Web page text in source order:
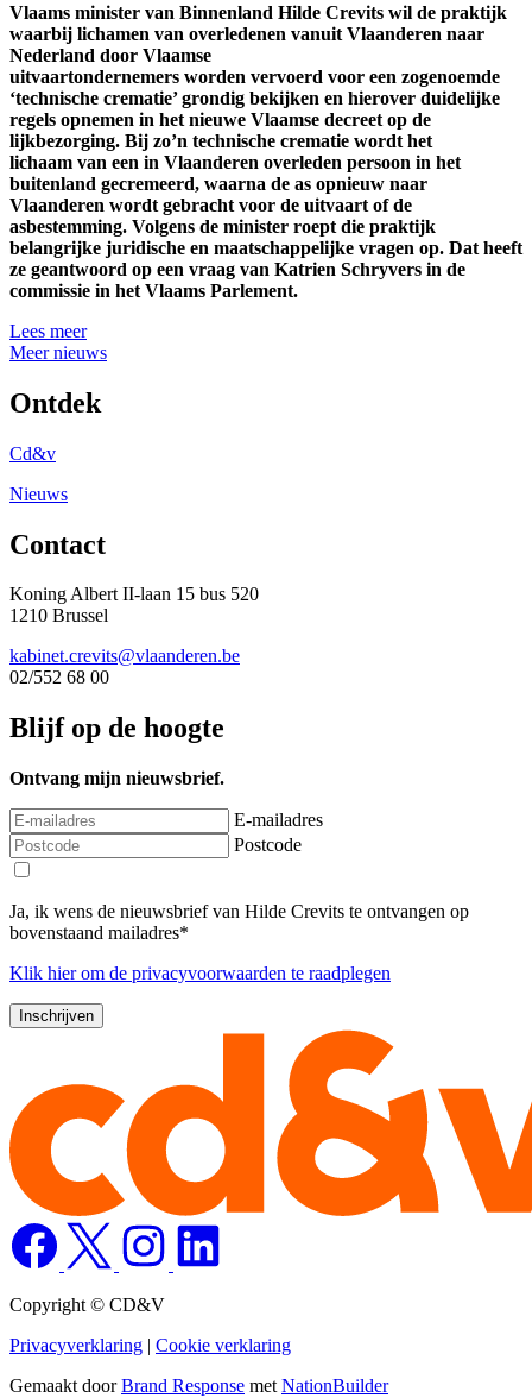
Vlaams minister van Binnenland Hilde Crevits wil de praktijk
waarbij lichamen van overledenen vanuit Vlaanderen naar
Nederland door Vlaamse
uitvaartondernemers worden vervoerd voor een zogenoemde
‘technische crematie’ grondig bekijken en hierover duidelijke
regels opnemen in het nieuwe Vlaamse decreet op de
lijkbezorging. Bij zo’n technische crematie wordt het
lichaam van een in Vlaanderen overleden persoon in het
buitenland gecremeerd, waarna de as opnieuw naar
Vlaanderen wordt gebracht voor de uitvaart of de
asbestemming. Volgens de minister roept die praktijk
belangrijke juridische en maatschappelijke vragen op. Dat heeft
ze geantwoord op een vraag van Katrien Schryvers in de
commissie in het Vlaams Parlement.
Lees meer
Meer nieuws
Ontdek
Cd&v
Nieuws
Contact
Koning Albert II-laan 15 bus 520
1210 Brussel
kabinet.crevits@vlaanderen.be
02/552 68 00
Blijf op de hoogte
Ontvang mijn nieuwsbrief.
E-mailadres
Postcode
Ja, ik wens de nieuwsbrief van Hilde Crevits te ontvangen op
bovenstaand mailadres*
Klik hierom de privacyvoorwaarden te raadplegen
Copyright © CD&V
Privacyverklaring | Cookie verklaring
Gemaakt doorBrand Response met NationBuilder